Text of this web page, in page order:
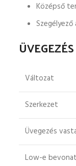
Középső
ÜVEGEZÉS
Változat
Szerkezet
Üvegezés
Low-e bevonat